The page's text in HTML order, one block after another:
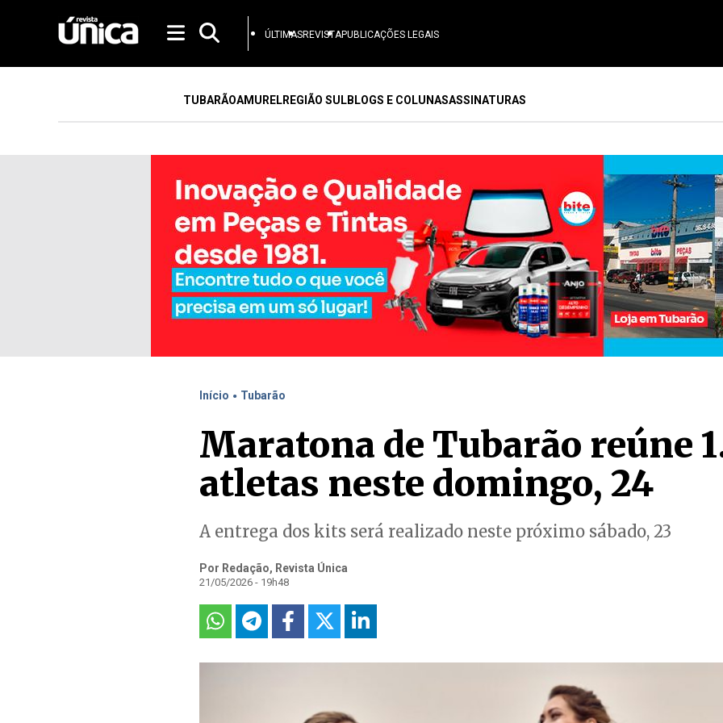
ÚLTIMASREVISTAPUBLICAÇÕES LEGAIS
TUBARÃOAMURELREGIÃO SULBLOGS E COLUNASASSINATURAS
Início . Tubarão
Maratona de Tubarão reúne
atletas neste domingo, 24
A entrega dos kits será realizado neste próximo sábado, 23
Por Redação, Revista Única
21/05/2026 - 19h48